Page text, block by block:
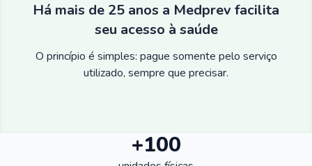
Há mais de 25 anos a Medprev facilita
seu acesso à saúde
O princípio é simples: pague somente pelo serviço
utilizado, sempre que precisar.
+100